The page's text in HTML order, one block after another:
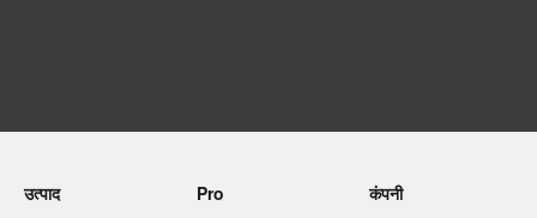
उत्पाद
Pro
कंपनी